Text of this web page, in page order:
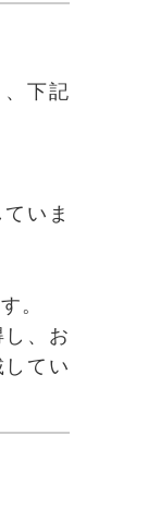
、下記
いま
。
、お
てい